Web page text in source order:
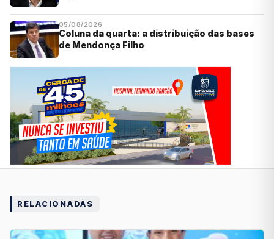
05/08/2026
Coluna da quarta: a distribuição das bases
de Mendonça Filho
RELACIONADAS